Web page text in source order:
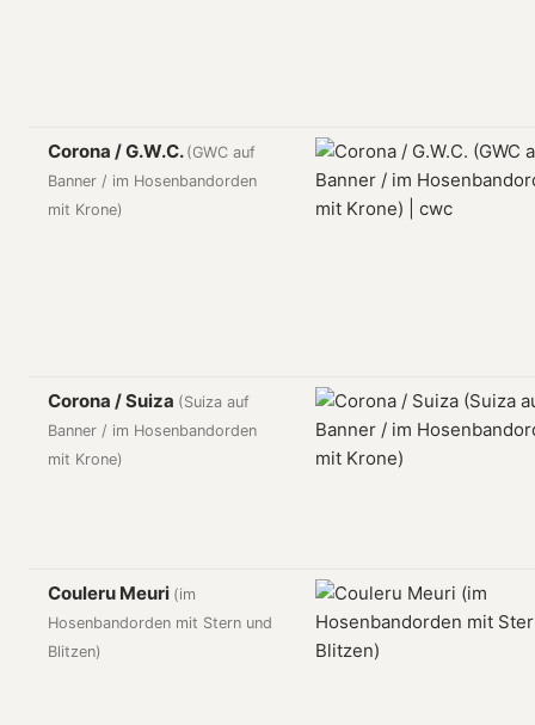
Corona / G.W.C. (GWC auf
Banner / im Hosenbandorden
mit Krone)
Corona / Suiza (Suiza auf
Banner / im Hosenbandorden
mit Krone)
Couleru Meuri (im
Hosenbandorden mit Stern und
Blitzen)